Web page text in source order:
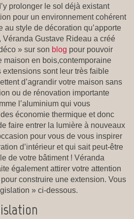
prolonger le sol déjà existant
pour un environnement cohérent
au style de décoration qu’apporte
Véranda Gustave Rideau a créé
» sur son blog pour pouvoir
maison en bois,contemporaine
extensions sont leur très faible
d’agrandir votre maison sans
ou de rénovation importante
l’aluminium qui vous
économie thermique et donc
faire entrer la lumière à nouveaux
pour vous de vous inspirer
d’intérieur et qui sait peut-être
de votre bâtiment ! Véranda
également attirer votre attention
construire une extension. Vous
» ci-dessous.